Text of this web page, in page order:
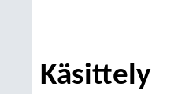
Käsittely